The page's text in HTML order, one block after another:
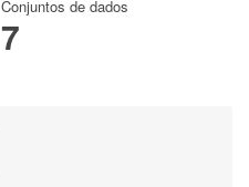
Conjuntos de dados
7